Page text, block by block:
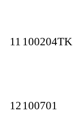
11 100204TK
12 100701